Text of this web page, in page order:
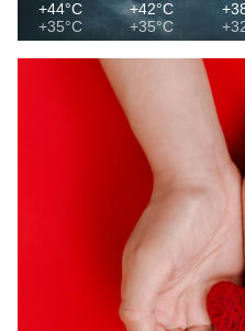
+44°C
+35°C
+42°C
+35°C